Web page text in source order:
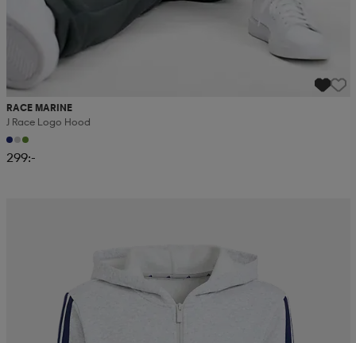
RACE MARINE
J Race Logo Hood
299:-